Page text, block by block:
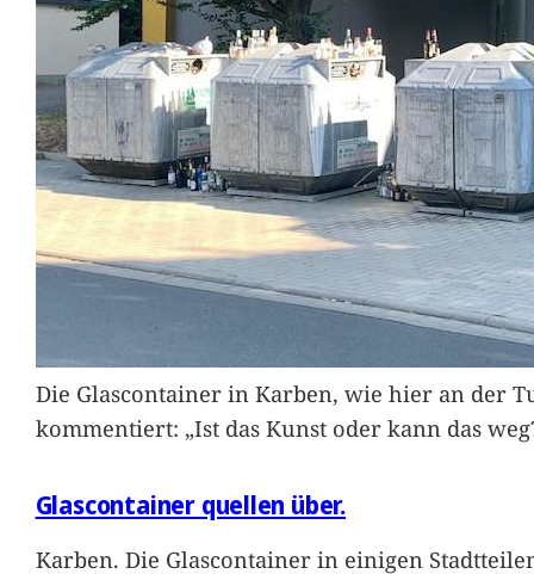
Die Glascontainer in Karben, wie hier an der
kommentiert: „Ist das Kunst oder kann das
Glascontainer quellen über.
Karben. Die Glascontainer in einigen